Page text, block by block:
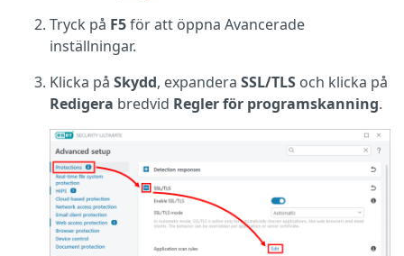
Tryck på F5för att öppna Avancerade
inställningar.
Klicka på Skydd, expandera SSL/TLS och klicka på
Redigera bredvid Regler för programskanning.